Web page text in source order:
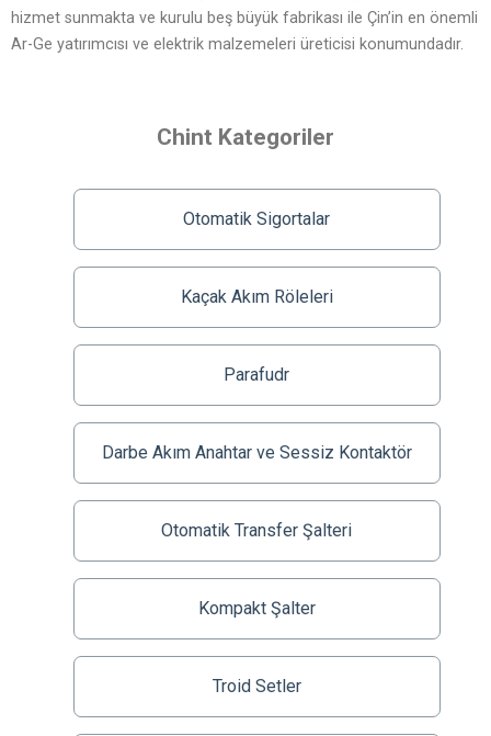
hizmet sunmakta ve kurulu beş büyük fabrikası ile Çin’in en önemli
Ar-Ge yatırımcısı ve elektrik malzemeleri üreticisi konumundadır.
Chint Kategoriler
Otomatik Sigortalar
Kaçak Akım Röleleri
Parafudr
Darbe Akım Anahtar ve Sessiz Kontaktör
Otomatik Transfer Şalteri
Kompakt Şalter
Troid Setler